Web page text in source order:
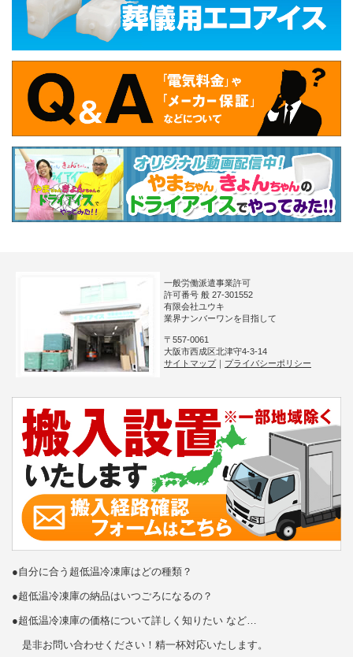
一般労働派遣事業許可
許可番号 般 27-301552
有限会社ユウキ
業界ナンバーワンを目指して
〒557-0061
大阪市西成区北津守4-3-14
サイトマップ｜ プライバシーポリシー
●自分に合う超低温冷凍庫はどの種類？
●超低温冷凍庫の納品はいつごろになるの？
●超低温冷凍庫の価格について詳しく知りたい など…
是非お問い合わせください！精一杯対応いたします。